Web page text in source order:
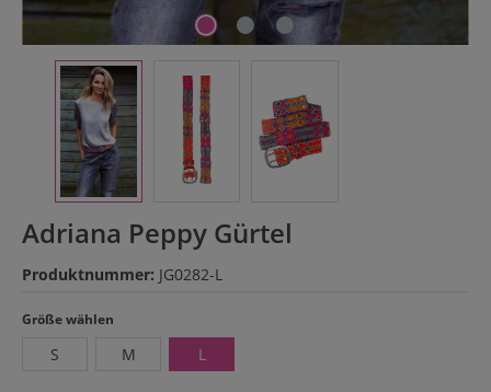
Adriana Peppy Gürtel
Produktnummer: JG0282-L
Größe wählen
S
M L